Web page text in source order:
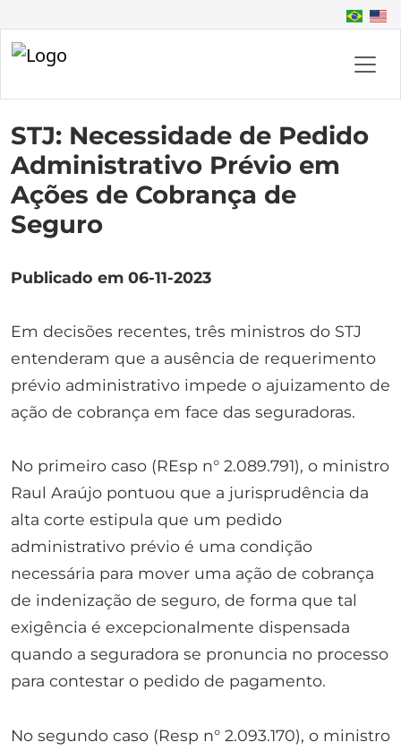
STJ: Necessidade de Pedido
Administrativo Prévio em
Ações de Cobrança de
Seguro
Publicado em 06-11-2023
Em decisões recentes, três ministros do STJ
entenderam que a ausência de requerimento
prévio administrativo impede o ajuizamento de
ação de cobrança em face das seguradoras.
No primeiro caso (REsp n° 2.089.791), o ministro
Raul Araújo pontuou que a jurisprudência da
alta corte estipula que um pedido
administrativo prévio é uma condição
necessária para mover uma ação de cobrança
de indenização de seguro, de forma que tal
exigência é excepcionalmente dispensada
quando a seguradora se pronuncia no processo
para contestar o pedido de pagamento.
No segundo caso (Resp n° 2.093.170), o ministro